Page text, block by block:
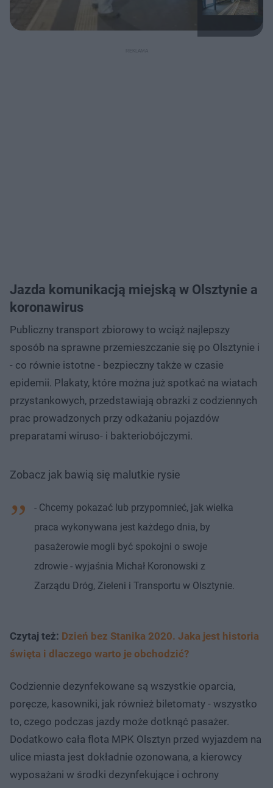
Jazda komunikacją miejską w Olsztynie a
koronawirus
Publiczny transport zbiorowy to wciąż najlepszy
sposób na sprawne przemieszczanie się po Olsztynie i
- co równie istotne - bezpieczny także w czasie
epidemii. Plakaty, które można już spotkać na wiatach
przystankowych, przedstawiają obrazki z codziennych
prac prowadzonych przy odkażaniu pojazdów
preparatami wiruso- i bakteriobójczymi.
Zobacz jak bawią się malutkie rysie
- Chcemy pokazać lub przypomnieć, jak wielka
praca wykonywana jest każdego dnia, by
pasażerowie mogli być spokojni o swoje
zdrowie - wyjaśnia Michał Koronowski z
Zarządu Dróg, Zieleni i Transportu w Olsztynie.
Czytaj też: Dzień bez Stanika 2020. Jaka jest historia
święta i dlaczego warto je obchodzić?
Codziennie dezynfekowane są wszystkie oparcia,
poręcze, kasowniki, jak również biletomaty - wszystko
to, czego podczas jazdy może dotknąć pasażer.
Dodatkowo cała flota MPK Olsztyn przed wyjazdem na
ulice miasta jest dokładnie ozonowana, a kierowcy
wyposażani w środki dezynfekujące i ochrony